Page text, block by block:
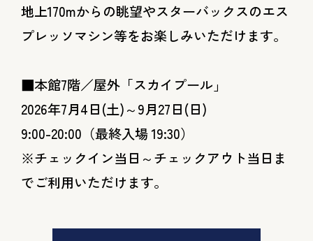
地上170mからの眺望やスターバックスのエス
プレッソマシン等をお楽しみいただけます。
■本館7階／屋外「スカイプール」
2026年7月4日(土)～9月27日(日)
9:00-20:00（最終入場 19:30）
※チェックイン当日～チェックアウト当日ま
でご利用いただけます。